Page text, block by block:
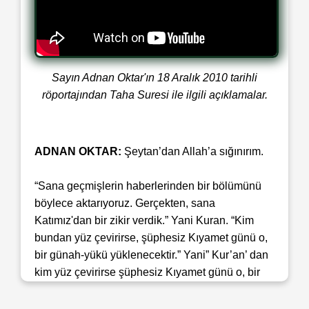
Sayın Adnan Oktar'ın 18 Aralık 2010 tarihli
röportajından Taha Suresi ile ilgili açıklamalar.
ADNAN OKTAR: Şeytan’dan Allah’a sığınırım.
“Sana geçmişlerin haberlerinden bir bölümünü
böylece aktarıyoruz. Gerçekten, sana
Katımız'dan bir zikir verdik.” Yani Kuran. “Kim
bundan yüz çevirirse, şüphesiz Kıyamet günü o,
bir günah-yükü yüklenecektir.” Yani” Kur’an’ dan
kim yüz çevirirse şüphesiz Kıyamet günü o, bir